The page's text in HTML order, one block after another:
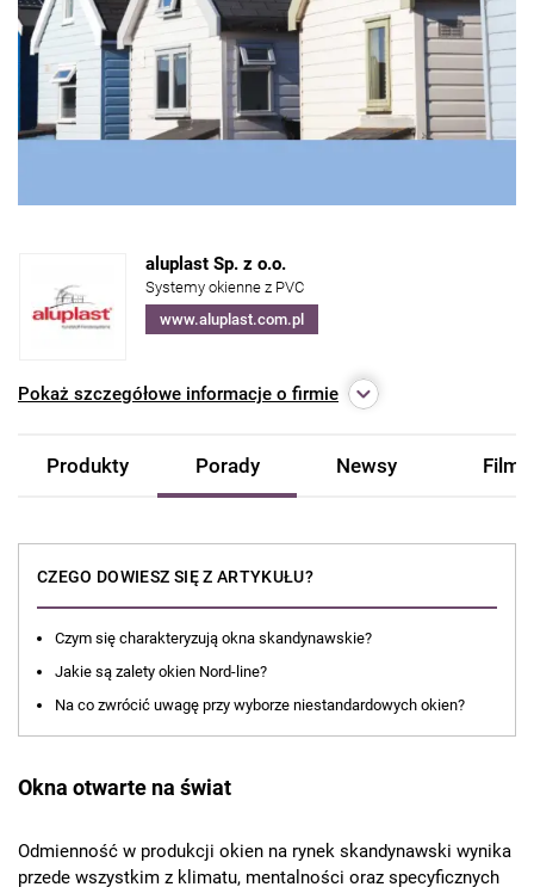
aluplast Sp. z o.o.
Systemy okienne z PVC
www.aluplast.com.pl
Pokaż szczegółowe informacje o firmie
Produkty Porady Newsy Filmy
CZEGO DOWIESZ SIĘ Z ARTYKUŁU?
Czym się charakteryzują okna skandynawskie?
Jakie są zalety okien Nord-line?
Na co zwrócić uwagę przy wyborze niestandardowych okien?
Okna otwarte na świat
Odmienność w produkcji okien na rynek skandynawski wynika
przede wszystkim z klimatu, mentalności oraz specyficznych